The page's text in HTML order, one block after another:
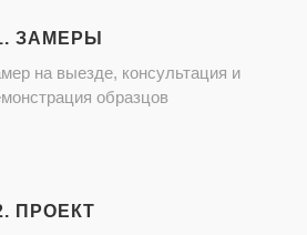
ЗАМЕРЫ
на выезде, консультация и
образцов
ПРОЕКТ